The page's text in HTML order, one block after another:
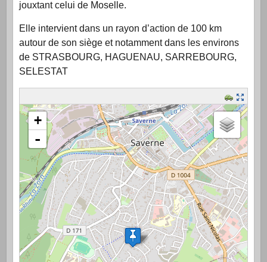
jouxtant celui de Moselle.
Elle intervient dans un rayon d’action de 100 km
autour de son siège et notamment dans les environs
de STRASBOURG, HAGUENAU, SARREBOURG,
SELESTAT
chargement de la carte - veuillez patienter...
+
-